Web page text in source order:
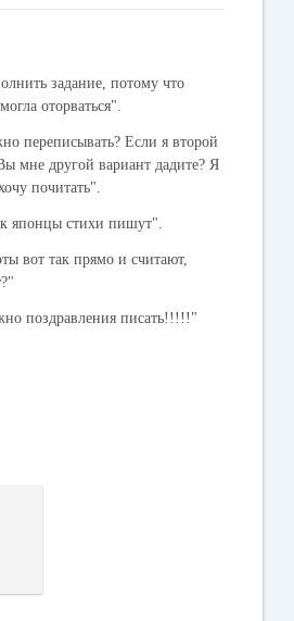
задание, потому что
оторваться".
переписывать? Если я второй
мне другой вариант дадите? Я
почитать".
японцы стихи пишут".
вот так прямо и считают,
поздравления писать!!!!!"